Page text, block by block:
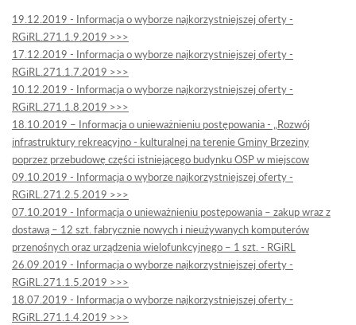
19.12.2019 - Informacja o wyborze najkorzystniejszej oferty -
RGiRL.271.1.9.2019 >>>
17.12.2019 - Informacja o wyborze najkorzystniejszej oferty -
RGiRL.271.1.7.2019 >>>
10.12.2019 - Informacja o wyborze najkorzystniejszej oferty -
RGiRL.271.1.8.2019 >>>
18.10.2019 – Informacja o unieważnieniu postępowania - „Rozwój
infrastruktury rekreacyjno - kulturalnej na terenie Gminy Brzeziny
poprzez przebudowę części istniejącego budynku OSP w miejscow
09.10.2019 - Informacja o wyborze najkorzystniejszej oferty -
RGiRL.271.2.5.2019 >>>
07.10.2019 - Informacja o unieważnieniu postępowania – zakup wraz z
dostawą – 12 szt. fabrycznie nowych i nieużywanych komputerów
przenośnych oraz urządzenia wielofunkcyjnego – 1 szt. - RGiRL
26.09.2019 - Informacja o wyborze najkorzystniejszej oferty -
RGiRL.271.1.5.2019 >>>
18.07.2019 - Informacja o wyborze najkorzystniejszej oferty -
RGiRL.271.1.4.2019 >>>